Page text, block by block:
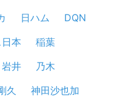
日ハム
DQN
日本
稲葉
岩井
乃木
久
神田沙也加